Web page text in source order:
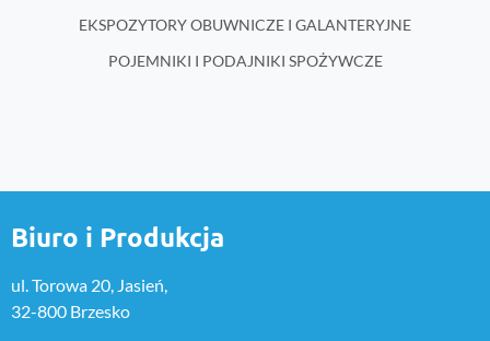
EKSPOZYTORY OBUWNICZE I GALANTERYJNE
POJEMNIKI I PODAJNIKI SPOŻYWCZE
Biuro i Produkcja
ul. Torowa 20, Jasień,
32-800 Brzesko